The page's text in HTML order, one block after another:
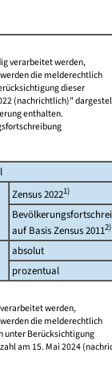
verarbeitet werden,
die melderechtlich
dieser
(nachrichtlich)"
enthalten.
Zensus 20221)
auf Basis Zensus 20112)
absolut
prozentual
werden,
die melderechtlich
unter Berücksichtigung
am 15. Mai 2024